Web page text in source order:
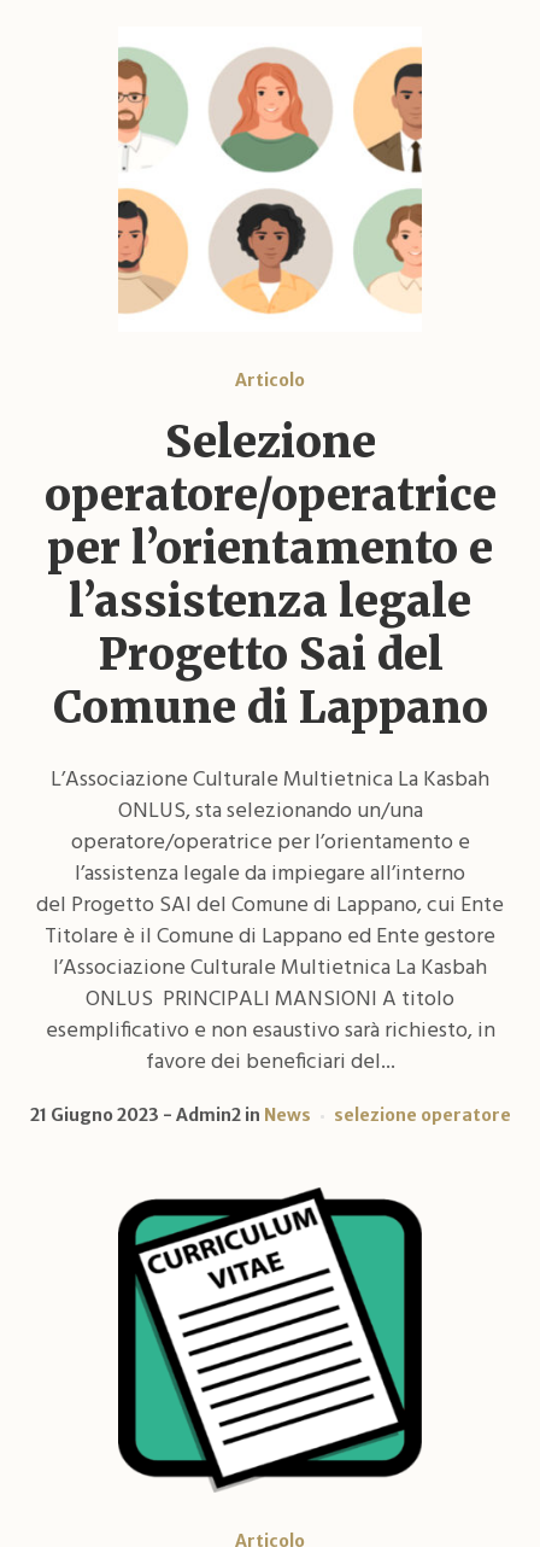
Articolo
Selezione
operatore/operatrice
per l’orientamento e
l’assistenza legale
Progetto Sai del
Comune di Lappano
L’Associazione Culturale Multietnica La Kasbah
ONLUS, sta selezionando un/una
operatore/operatrice per l’orientamento e
l’assistenza legale da impiegare all’interno
del Progetto SAI del Comune di Lappano, cui Ente
Titolare è il Comune di Lappano ed Ente gestore
l’Associazione Culturale Multietnica La Kasbah
ONLUS PRINCIPALI MANSIONI A titolo
esemplificativo e non esaustivo sarà richiesto, in
favore dei beneficiari del...
21 Giugno 2023 Admin2in News selezione operatore
Articolo